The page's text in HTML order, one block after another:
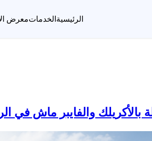
الرئيسيةالخدماتمعرض
بالأكريلك والفايبر ماش في